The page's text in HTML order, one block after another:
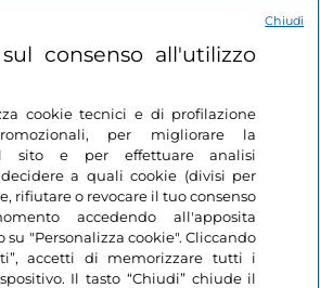
consenso all'utilizzo
cookie tecnici e di profilazione
per migliorare la
sito e per effettuare analisi
a quali cookie (divisi per
rifiutare o revocare il tuo consenso
accedendo all'apposita
su "Personalizza cookie". Cliccando
accetti di memorizzare tutti i
Il tasto “Chiudi” chiude il
Chiudi